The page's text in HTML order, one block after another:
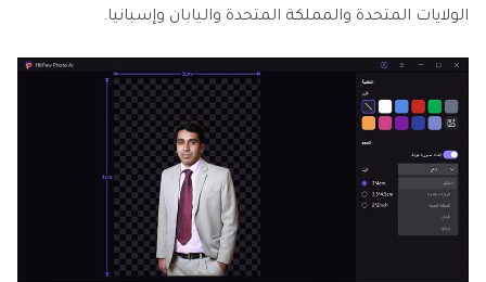
الولايات المتحدة والمملكة المتحدة واليابان وإسبانيا.